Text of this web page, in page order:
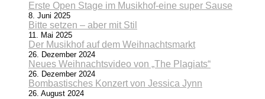
Erste Open Stage im Musikhof-eine super Sause
8. Juni 2025
Bitte setzen – aber mit Stil
11. Mai 2025
Der Musikhof auf dem Weihnachtsmarkt
26. Dezember 2024
Neues Weihnachtsvideo von „The Plagiats“
26. Dezember 2024
Bombastisches Konzert von Jessica Jynn
26. August 2024